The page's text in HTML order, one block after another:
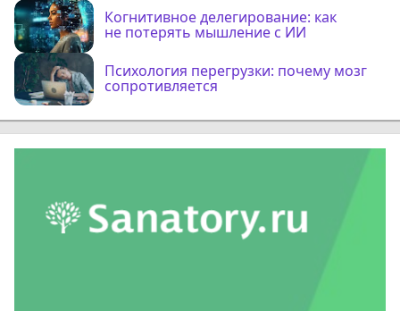
Когнитивное делегирование: как
не потерять мышление с ИИ
Психология перегрузки: почему мозг
сопротивляется